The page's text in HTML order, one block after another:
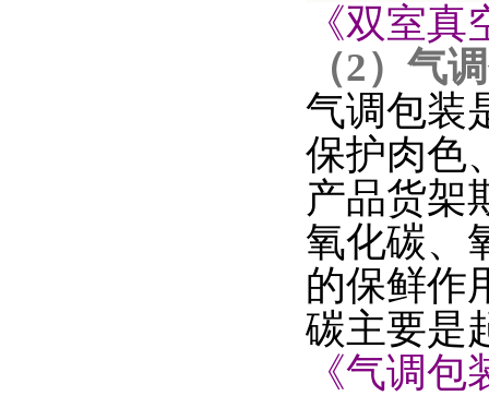
《双室
（2）气
气调包装
保护肉色
产品货架
氧化碳、
的保鲜作
碳主要是
《气调包